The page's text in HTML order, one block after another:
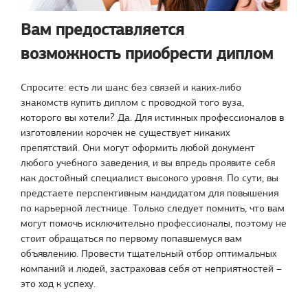
Вам предоставляется
возможность приобрести диплом
Спросите: есть ли шанс без связей и каких-либо
знакомств купить диплом с проводкой того вуза,
которого вы хотели? Да. Для истинных профессионалов в
изготовлении корочек не существует никаких
препятствий. Они могут оформить любой документ
любого учебного заведения, и вы впредь проявите себя
как достойный специалист высокого уровня. По сути, вы
предстаете перспективным кандидатом для повышения
по карьерной лестнице. Только следует помнить, что вам
могут помочь исключительно профессионалы, поэтому не
стоит обращаться по первому попавшемуся вам
объявлению. Провести тщательный отбор оптимальных
компаний и людей, застраховав себя от неприятностей –
это ход к успеху.